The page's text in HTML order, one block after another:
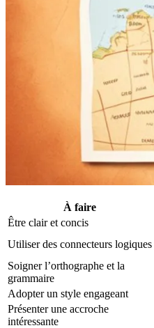
À faire
Être clair et concis
Utiliser des connecteurs logiques
Soigner l’orthographe et la
grammaire
Adopter un style engageant
Présenter une accroche
intéressante